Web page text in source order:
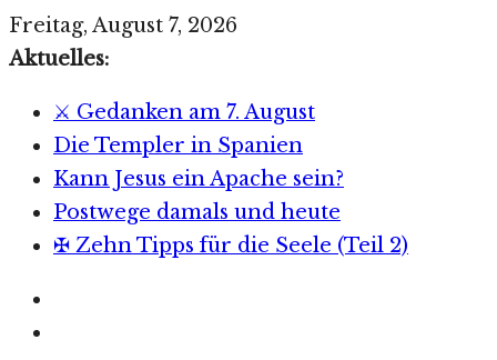
Zum
Inhalt
Freitag, August 7, 2026
Aktuelles:
⚔️ Gedanken am 7. August
Die Templer in Spanien
Kann Jesus ein Apache sein?
Postwege damals und heute
✠ Zehn Tipps für die Seele (Teil 2)